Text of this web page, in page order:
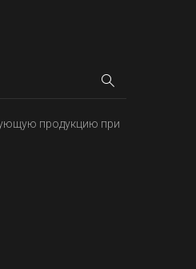
продукцию при